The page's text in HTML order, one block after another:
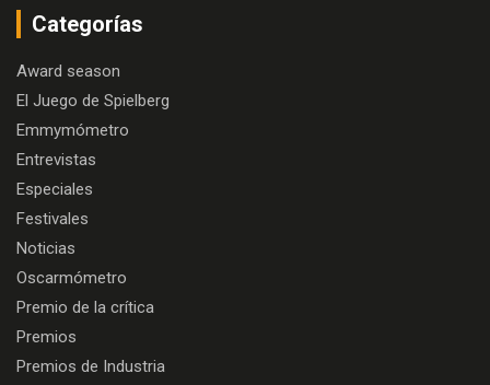
Categorías
Award season
El Juego de Spielberg
Emmymómetro
Entrevistas
Especiales
Festivales
Noticias
Oscarmómetro
Premio de la crítica
Premios
Premios de Industria